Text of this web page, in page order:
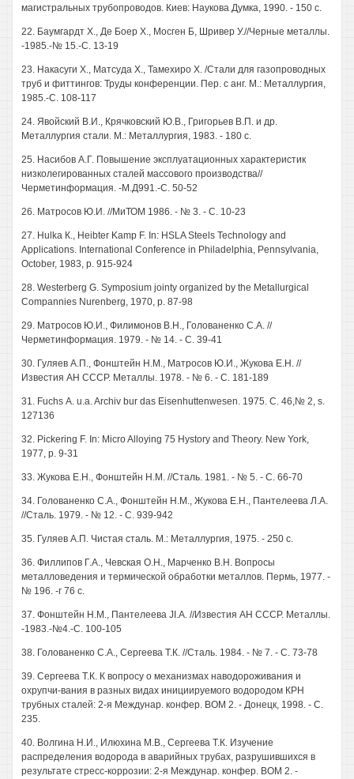
магистральных трубопроводов. Киев: Наукова Думка, 1990. - 150 с.
22. Баумгардт X., Де Боер X., Мосген Б, Шривер У.//Черные металлы.
-1985.-№ 15.-С. 13-19
23. Накасуги X., Матсуда X., Тамехиро X. /Стали для газопроводных
труб и фиттингов: Труды конференции. Пер. с анг. М.: Металлургия,
1985.-С. 108-117
24. Явойский В.И., Крячковский Ю.В., Григорьев В.П. и др.
Металлургия стали. М.: Металлургия, 1983. - 180 с.
25. Насибов А.Г. Повышение эксплуатационных характеристик
низколегированных сталей массового производства//
Черметинформация. -М.Д991.-С. 50-52
26. Матросов Ю.И. //МиТОМ 1986. - № 3. - С. 10-23
27. Hulka К., Heibter Kamp F. In: HSLA Steels Technology and
Applications. International Conference in Philadelphia, Pennsylvania,
October, 1983, p. 915-924
28. Westerberg G. Symposium jointy organized by the Metallurgical
Compannies Nurenberg, 1970, p. 87-98
29. Матросов Ю.И., Филимонов B.H., Голованенко C.A. //
Черметинформация. 1979. - № 14. - С. 39-41
30. Гуляев А.П., Фонштейн Н.М., Матросов Ю.И., Жукова E.H. //
Известия АН СССР. Металлы. 1978. - № 6. - С. 181-189
31. Fuchs А. u.a. Archiv bur das Eisenhuttenwesen. 1975. С. 46,№ 2, s.
127136
32. Pickering F. In: Micro Alloying 75 Hystory and Theory. New York,
1977, p. 9-31
33. Жукова E.H., Фонштейн H.M. //Сталь. 1981. - № 5. - С. 66-70
34. Голованенко C.A., Фонштейн Н.М., Жукова E.H., Пантелеева Л.А.
//Сталь. 1979. - № 12. - С. 939-942
35. Гуляев А.П. Чистая сталь. М.: Металлургия, 1975. - 250 с.
36. Филлипов Г.А., Чевская О.Н., Марченко В.Н. Вопросы
металловедения и термической обработки металлов. Пермь, 1977. -
№ 196. -г 76 с.
37. Фонштейн Н.М., Пантелеева JI.A. //Известия АН СССР. Металлы.
-1983.-№4.-С. 100-105
38. Голованенко С.А., Сергеева Т.К. //Сталь. 1984. - № 7. - С. 73-78
39. Сергеева Т.К. К вопросу о механизмах наводороживания и
охрупчи-вания в разных видах инициируемого водородом КРН
трубных сталей: 2-я Междунар. конфер. ВОМ 2. - Донецк, 1998. - С.
235.
40. Волгина Н.И., Илюхина М.В., Сергеева Т.К. Изучение
распределения водорода в аварийных трубах, разрушившихся в
результате стресс-коррозии: 2-я Междунар. конфер. ВОМ 2. -